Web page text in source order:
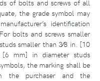
of bolts and screws of all
the grade symbol may
identification
bolts and screws smaller
smaller than 3⁄8 in. [10
mm] in diameter studs
the marking shall be
the purchaser and the